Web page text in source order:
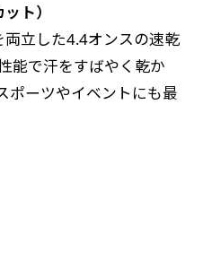
ト）
立した4.4オンスの速乾
能で汗をすばやく乾か
ポーツやイベントにも最
縦50cm／レギュラー
店の入口付近の装飾に
基本12時締め切り)枚数
合、ギリギリでも対応
防炎加工、トロピカル